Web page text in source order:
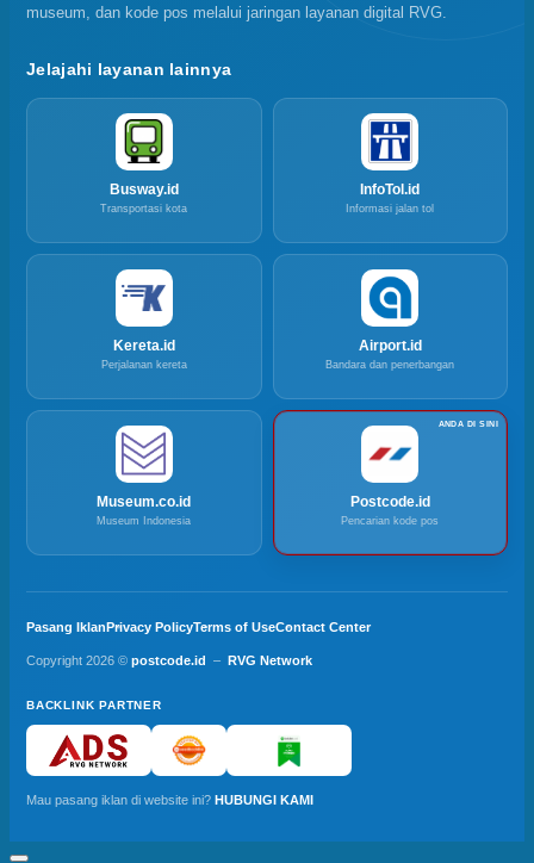
museum, dan kode pos melalui jaringan layanan digital RVG.
Jelajahi layanan lainnya
Busway.id
Transportasi kota
InfoTol.id
Informasi jalan tol
Kereta.id
Perjalanan kereta
Airport.id
Bandara dan penerbangan
Museum.co.id
Museum Indonesia
Postcode.id
Pencarian kode pos
Pasang IklanPrivacy PolicyTerms of UseContact Center
Copyright 2026 © postcode.id – RVG Network
BACKLINK PARTNER
Mau pasang iklan di website ini? HUBUNGI KAMI